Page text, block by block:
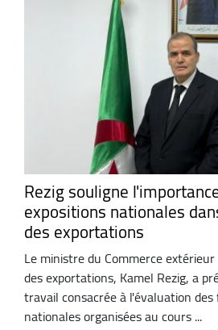
Rezig souligne
expositions nationales
des exportations
Le ministre du Commerce
des exportations, Kamel Rezig, a
travail consacrée à l'évaluation
nationales organisées au cours ...